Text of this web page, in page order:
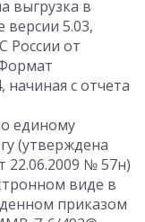
выгрузка в
5.03,
России от
начиная с отчета
единому
(утверждена
№ 57н)
виде в
приказом